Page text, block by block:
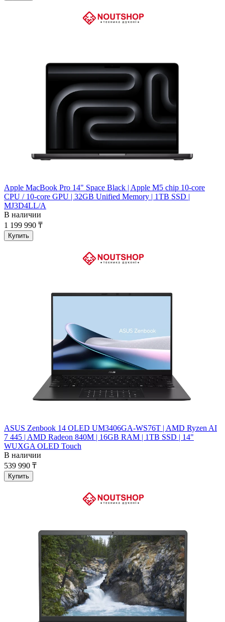
Apple MacBook Pro 14" Space Black | Apple M5 chip 10-core
CPU / 10-core GPU | 32GB Unified Memory | 1TB SSD |
MJ3D4LL/A
В наличии
1 199 990 ₸
Купить
ASUS Zenbook 14 OLED UM3406GA-WS76T | AMD Ryzen AI
7 445 | AMD Radeon 840M | 16GB RAM | 1TB SSD | 14"
WUXGA OLED Touch
В наличии
539 990 ₸
Купить